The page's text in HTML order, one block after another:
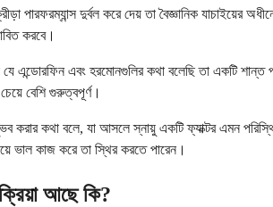
পারফরম্যান্স দুর্বল করে দেয় তা বৈজ্ঞানিক যাচাইয়ের
করবে।
এন্ডোরফিন এবং হরমোনগুলির কথা বলেছি তা একটি
বেশি গুরুত্বপূর্ণ।
কথা বলে, যা আসলে স্নায়ু একটি ফ্যাক্টর এমন
ভাল কাজ করে তা স্থির করতে পারেন।
আছে কি?